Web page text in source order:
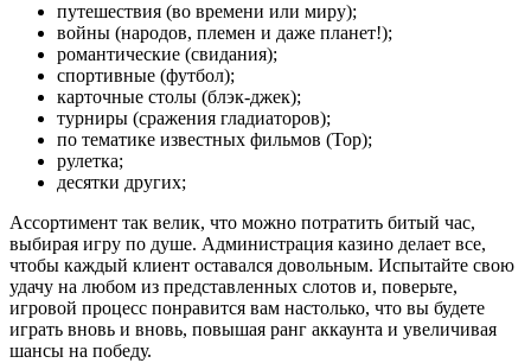
путешествия (во времени или миру);
войны (народов, племен и даже планет!);
романтические (свидания);
спортивные (футбол);
карточные столы (блэк-джек);
турниры (сражения гладиаторов);
по тематике известных фильмов (Тор);
рулетка;
десятки других;
Ассортимент так велик, что можно потратить битый час,
выбирая игру по душе. Администрация казино делает все,
чтобы каждый клиент оставался довольным. Испытайте свою
удачу на любом из представленных слотов и, поверьте,
игровой процесс понравится вам настолько, что вы будете
играть вновь и вновь, повышая ранг аккаунта и увеличивая
шансы на победу.